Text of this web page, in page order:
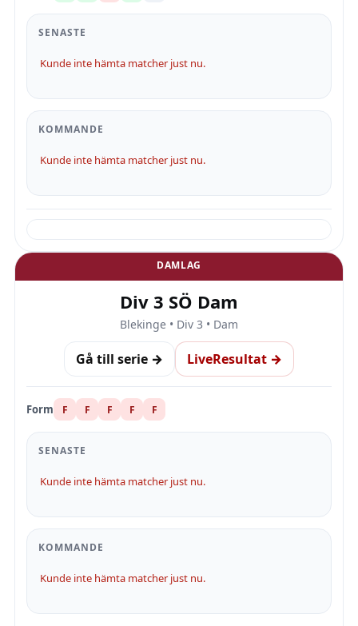
SENASTE
Kunde inte hämta matcher just nu.
KOMMANDE
Kunde inte hämta matcher just nu.
DAMLAG
Div 3 SÖ Dam
Blekinge • Div 3 • Dam
Gå till serie → LiveResultat →
Form F F F F F
SENASTE
Kunde inte hämta matcher just nu.
KOMMANDE
Kunde inte hämta matcher just nu.